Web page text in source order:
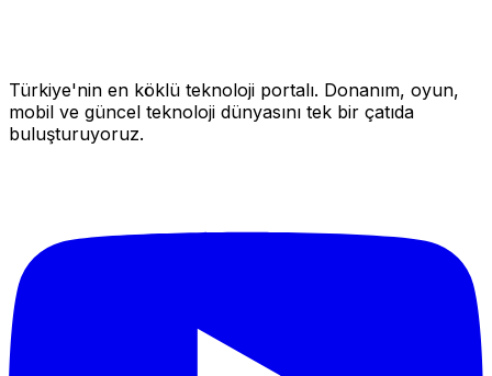
Türkiye'nin en köklü teknoloji portalı. Donanım, oyun,
mobil ve güncel teknoloji dünyasını tek bir çatıda
buluşturuyoruz.